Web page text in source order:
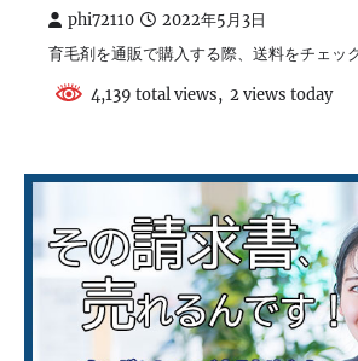
phi72110 2022年5月3日
育毛剤を通販で購入する際、送料をチェッ
4,139 total views, 2 views today